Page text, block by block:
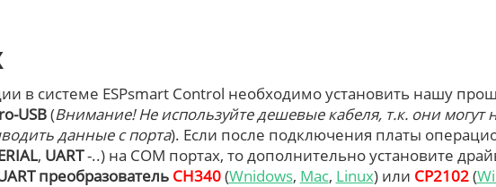
в системе ESPsmart Control необходимо установить нашу
USB(Внимание! Не используйте дешевые кабеля, т.к. они могут
данные с порта). Если после подключения платы
, UART-..) на COM портах, то дополнительно установите
преобразователь CH340(Wnidows, Mac, Linux) или CP2102(